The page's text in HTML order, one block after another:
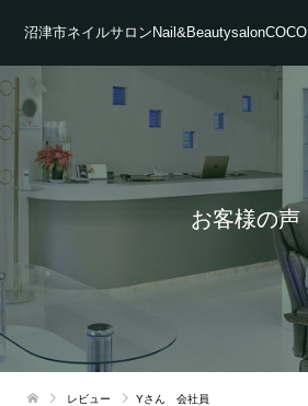
沼津市ネイルサロンNail&BeautysalonCOCO
お客様の声
レビュー Yさん 会社員